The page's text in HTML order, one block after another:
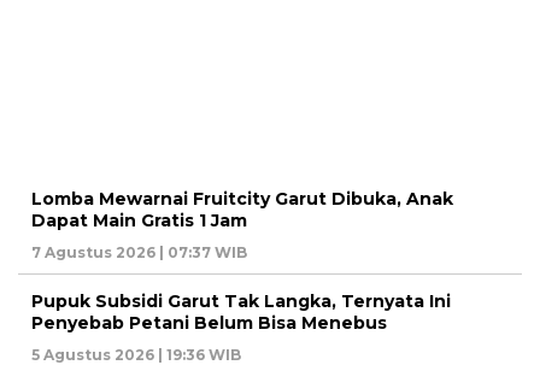
Lomba Mewarnai Fruitcity Garut Dibuka, Anak
Dapat Main Gratis 1 Jam
7 Agustus 2026 | 07:37 WIB
Pupuk Subsidi Garut Tak Langka, Ternyata Ini
Penyebab Petani Belum Bisa Menebus
5 Agustus 2026 | 19:36 WIB